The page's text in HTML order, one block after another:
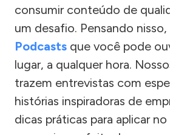
consumir conteúdo de
um desafio. Pensando
Podcasts que você pode
lugar, a qualquer hora.
trazem entrevistas com
histórias inspiradoras de
dicas práticas para aplicar